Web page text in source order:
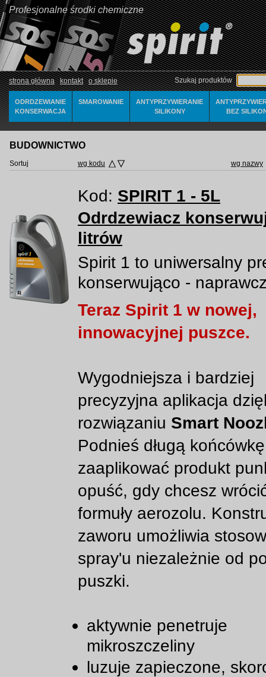
Profesjonalne środki chemiczne
strona główna kontakt o sklepie Szukaj produktów
ODRDZEWIANIE
KONSERWACJA
SMAROWANIE
ANTYPRZYWIERANIE
SILIKONY
BEZ
BUDOWNICTWO
Sortuj wg kodu wg nazwy
Kod: SPIRIT 1 - 5L
Odrdzewiacz
litrów
Spirit 1 to uniwersalny
konserwująco -
Teraz Spirit 1 w nowej,
innowacyjnej puszce.
Wygodniejsza i bardziej
precyzyjna aplikacja
rozwiązaniu Smart
Podnieś długą
zaaplikować produkt
opuść, gdy chcesz
formuły aerozolu.
zaworu umożliwia
spray'u niezależnie od
puszki.
aktywnie penetruje
mikroszczeliny
luzuje zapieczone,